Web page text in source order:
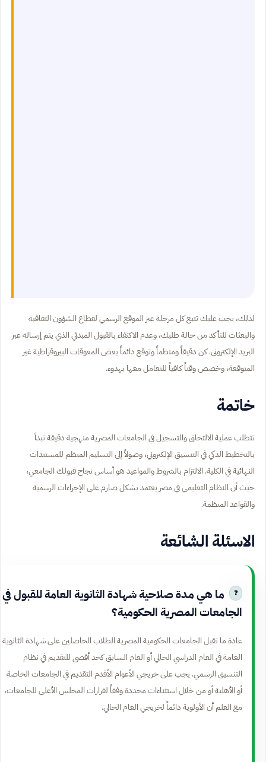
لذلك، يجب عليك تتبع كل مرحلة عبر الموقع الرسمي لقطاع الشؤون الثقافية
والبعثات للتأكد من حالة طلبك، وعدم الاكتفاء بالقبول المبدئي الذي يتم إرساله عبر
البريد الإلكتروني. كن دقيقاً ومنظماً وتوقع دائماً بعض المعوقات البيروقراطية غير
المتوقعة، وخصص وقتاً كافياً للتعامل معها بهدوء.
خاتمة
تتطلب عملية الالتحاق والتسجيل في الجامعات المصرية منهجية دقيقة تبدأ
بالتخطيط الذكي في التنسيق الإلكتروني، وصولاً إلى التسليم المنظم للمستندات
النهائية في الكلية. الالتزام بالشروط والمواعيد هو أساس نجاح قبولك الجامعي،
حيث أن النظام التعليمي في مصر يعتمد بشكل صارم على الإجراءات الرسمية
والقواعد المنظمة.
الاسئلة الشائعة
ما هي مدة صلاحية شهادة الثانوية العامة للقبول في
الجامعات المصرية الحكومية؟
عادة ما تقبل الجامعات الحكومية المصرية الطلاب الحاصلين على شهادة الثانوية
العامة في العام الدراسي الحالي أو العام السابق كحد أقصى للتقديم في نظام
التنسيق الرسمي. يجب على خريجي الأعوام الأقدم التقديم في الجامعات الخاصة
أو الأهلية أو من خلال استثناءات محددة وفقاً لقرارات المجلس الأعلى للجامعات،
مع العلم أن الأولوية دائماً لخريجي العام الحالي.